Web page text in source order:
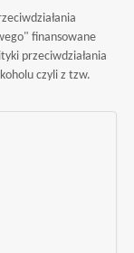
finansowane
przeciwdziałania
czyli z tzw.